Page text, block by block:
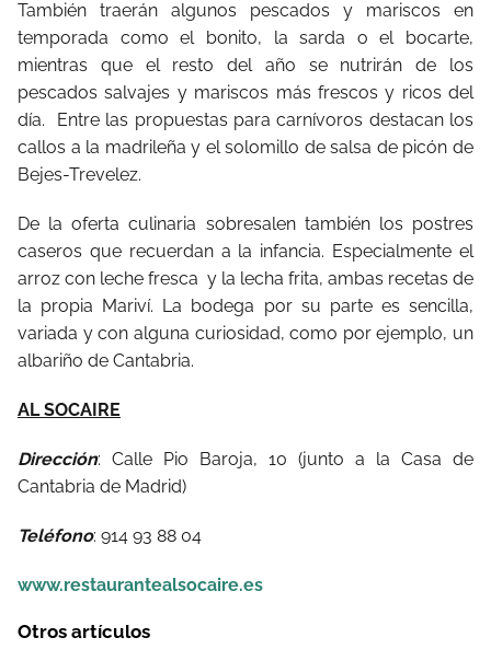
También traerán algunos pescados y mariscos en
temporada como el bonito, la sarda o el bocarte,
mientras que el resto del año se nutrirán de los
pescados salvajes y mariscos más frescos y ricos del
día. Entre las propuestas para carnívoros destacan los
callos a la madrileña y el solomillo de salsa de picón de
Bejes-Trevelez.
De la oferta culinaria sobresalen también los postres
caseros que recuerdan a la infancia. Especialmente el
arroz con leche fresca y la lecha frita, ambas recetas de
la propia Mariví. La bodega por su parte es sencilla,
variada y con alguna curiosidad, como por ejemplo, un
albariño de Cantabria.
AL SOCAIRE
Dirección: Calle Pio Baroja, 10 (junto a la Casa de
Cantabria de Madrid)
Teléfono: 914 93 88 04
www.restaurantealsocaire.es
Otros artículos